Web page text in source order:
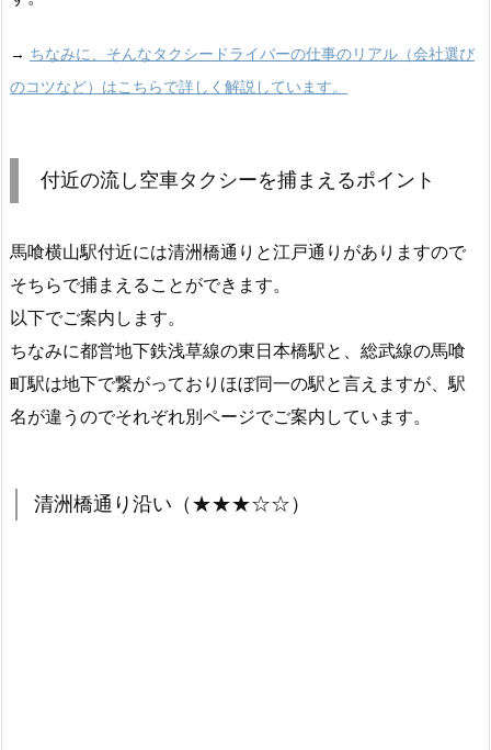
→ ちなみに、そんなタクシードライバーの仕事のリアル（会社選び
のコツなど）はこちらで詳しく解説しています。
付近の流し空車タクシーを捕まえるポイント
馬喰横山駅付近には清洲橋通りと江戸通りがありますので
そちらで捕まえることができます。
以下でご案内します。
ちなみに都営地下鉄浅草線の東日本橋駅と、総武線の馬喰
町駅は地下で繋がっておりほぼ同一の駅と言えますが、駅
名が違うのでそれぞれ別ページでご案内しています。
清洲橋通り沿い（★★★☆☆）